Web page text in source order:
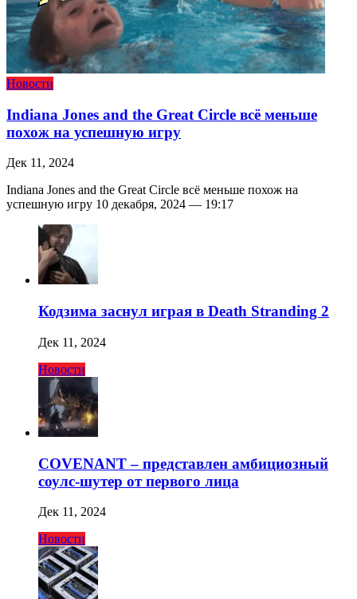
Новости
Indiana Jones and the Great Circle всё меньше
похож на успешную игру
Дек 11, 2024
Indiana Jones and the Great Circle всё меньше похож на
успешную игру 10 декабря, 2024 — 19:17
Кодзима заснул играя в Death Stranding 2
Дек 11, 2024
Новости
COVENANT – представлен амбициозный
соулс-шутер от первого лица
Дек 11, 2024
Новости